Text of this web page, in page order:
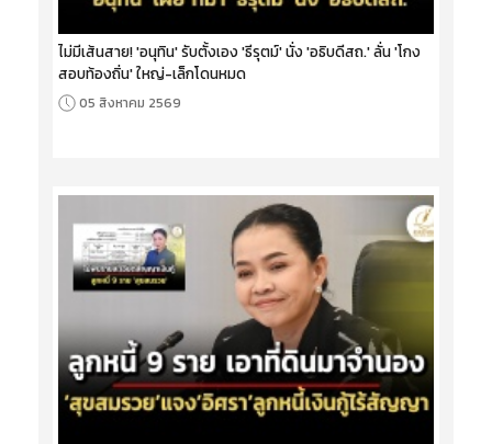
ไม่มีเส้นสาย! 'อนุทิน' รับตั้งเอง 'ธีรุตม์' นั่ง 'อธิบดีสถ.' ลั่น 'โกง
สอบท้องถิ่น' ใหญ่-เล็กโดนหมด
05 สิงหาคม 2569